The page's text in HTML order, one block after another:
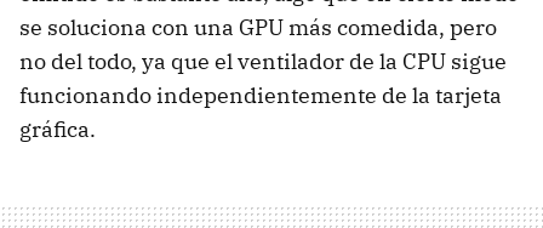
se soluciona con una GPU más comedida, pero
no del todo, ya que el ventilador de la CPU sigue
funcionando independientemente de la tarjeta
gráfica.